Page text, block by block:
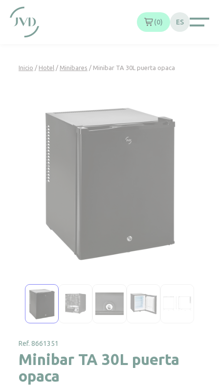
0 ES
Inicio / Hotel / Minibares / Minibar TA 30L puerta opaca
Ref. 8661351
Minibar TA 30L puerta
opaca
Panel de gestión de cookies